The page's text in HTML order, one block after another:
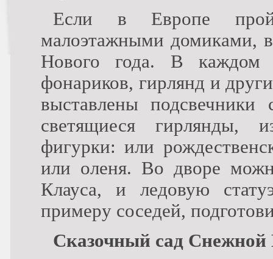
Если в Европе
малоэтажными домиками,
Нового года. В каждом
фонариков, гирлянд и
выставлены
светящиеся гирлянды,
фигурки: или
или оленя. Во дворе
Клауса, и ледовую
примеру соседей,
Сказочный сад Снежной